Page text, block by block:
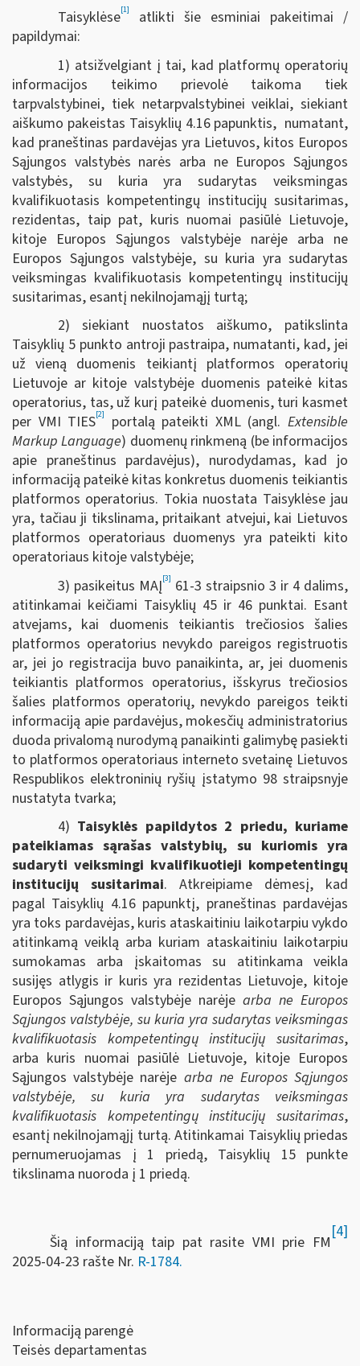
Taisyklėse[1]
atlikti šie esminiai pakeitimai /
papildymai:
1) atsižvelgiant į tai, kad platformų operatorių
informacijos teikimo prievolė taikoma tiek
tarpvalstybinei, tiek netarpvalstybinei veiklai, siekiant
aiškumo pakeistas Taisyklių 4.16 papunktis, numatant,
kad praneštinas pardavėjas yra Lietuvos, kitos Europos
Sąjungos valstybės narės arba ne Europos Sąjungos
valstybės, su kuria yra sudarytas veiksmingas
kvalifikuotasis kompetentingų institucijų susitarimas,
rezidentas, taip pat, kuris nuomai pasiūlė Lietuvoje,
kitoje Europos Sąjungos valstybėje narėje arba ne
Europos Sąjungos valstybėje, su kuria yra sudarytas
veiksmingas kvalifikuotasis kompetentingų institucijų
susitarimas, esantį nekilnojamąjį turtą;
2) siekiant nuostatos aiškumo, patikslinta
Taisyklių 5 punkto antroji pastraipa, numatanti, kad, jei
už vieną duomenis teikiantį platformos operatorių
Lietuvoje ar kitoje valstybėje duomenis pateikė kitas
operatorius, tas, už kurį pateikė duomenis, turi kasmet
per VMI TIES[2] portalą pateikti XML (angl.Extensible
Markup Language) duomenų rinkmeną (be informacijos
apie praneštinus pardavėjus), nurodydamas, kad jo
informaciją pateikė kitas konkretus duomenis teikiantis
platformos operatorius. Tokia nuostata Taisyklėse jau
yra, tačiau ji tikslinama, pritaikant atvejui, kai Lietuvos
platformos operatoriaus duomenys yra pateikti kito
operatoriaus kitoje valstybėje;
3) pasikeitus MAĮ[3] 61-3 straipsnio 3 ir 4 dalims,
atitinkamai keičiami Taisyklių 45 ir 46 punktai. Esant
atvejams, kai duomenis teikiantis trečiosios šalies
platformos operatorius nevykdo pareigos registruotis
ar, jei jo registracija buvo panaikinta, ar, jei duomenis
teikiantis platformos operatorius, išskyrus trečiosios
šalies platformos operatorių, nevykdo pareigos teikti
informaciją apie pardavėjus, mokesčių administratorius
duoda privalomą nurodymą panaikinti galimybę pasiekti
to platformos operatoriaus interneto svetainę Lietuvos
Respublikos elektroninių ryšių įstatymo 98 straipsnyje
nustatyta tvarka;
4) Taisyklės papildytos 2 priedu, kuriame
pateikiamas sąrašas valstybių, su kuriomis yra
sudaryti veiksmingi kvalifikuotieji kompetentingų
institucijų susitarimai. Atkreipiame dėmesį, kad
pagal Taisyklių 4.16 papunktį, praneštinas pardavėjas
yra toks pardavėjas, kuris ataskaitiniu laikotarpiu vykdo
atitinkamą veiklą arba kuriam ataskaitiniu laikotarpiu
sumokamas arba įskaitomas su atitinkama veikla
susijęs atlygis ir kuris yra rezidentas Lietuvoje, kitoje
Europos Sąjungos valstybėje narėje arba ne Europos
Sąjungos valstybėje, su kuria yra sudarytas veiksmingas
kvalifikuotasis kompetentingų institucijų susitarimas,
arba kuris nuomai pasiūlė Lietuvoje, kitoje Europos
Sąjungos valstybėje narėje arba ne Europos Sąjungos
valstybėje, su kuria yra sudarytas veiksmingas
kvalifikuotasis kompetentingų institucijų susitarimas,
esantį nekilnojamąjį turtą. Atitinkamai Taisyklių priedas
pernumeruojamas į 1 priedą, Taisyklių 15 punkte
tikslinama nuoroda į 1 priedą.
Šią informaciją taip pat rasite VMI prie FM
[4]
2025-04-23 rašte Nr. R-1784.
Informaciją parengė
Teisės departamentas